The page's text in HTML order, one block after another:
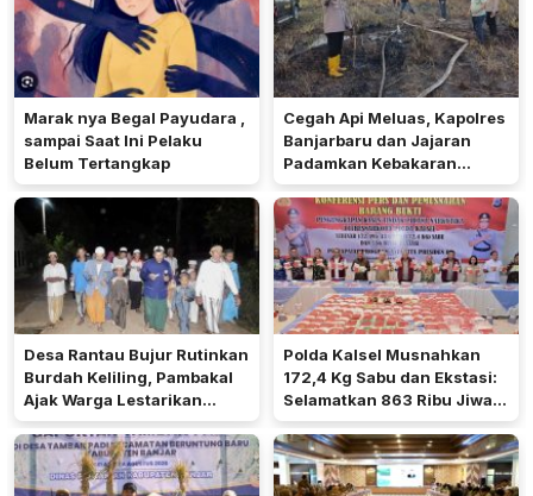
Marak nya Begal Payudara ,
sampai Saat Ini Pelaku
Belum Tertangkap
Cegah Api Meluas, Kapolres
Banjarbaru dan Jajaran
Padamkan Kebakaran
Lahan
Desa Rantau Bujur Rutinkan
Burdah Keliling, Pambakal
Ajak Warga Lestarikan
Tradisi Keagamaan
Polda Kalsel Musnahkan
172,4 Kg Sabu dan Ekstasi:
Selamatkan 863 Ribu Jiwa
dan Hemat Biaya Rehab Rp.
4,3 Triliun